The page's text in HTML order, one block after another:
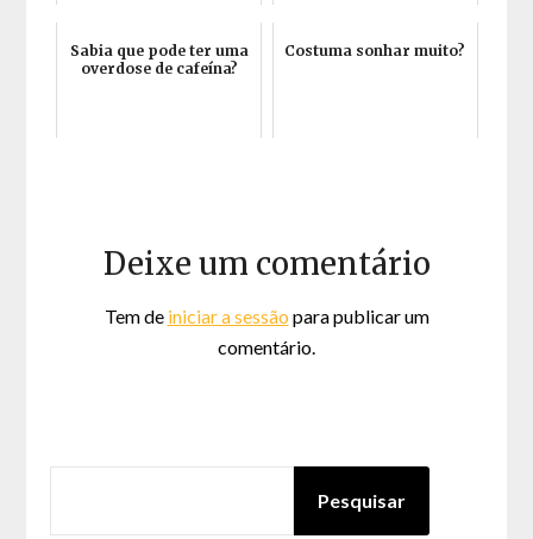
Sabia que pode ter uma
overdose de cafeína?
Costuma sonhar muito?
Deixe um comentário
Tem de iniciar a sessão para publicar um
comentário.
Pesquisar